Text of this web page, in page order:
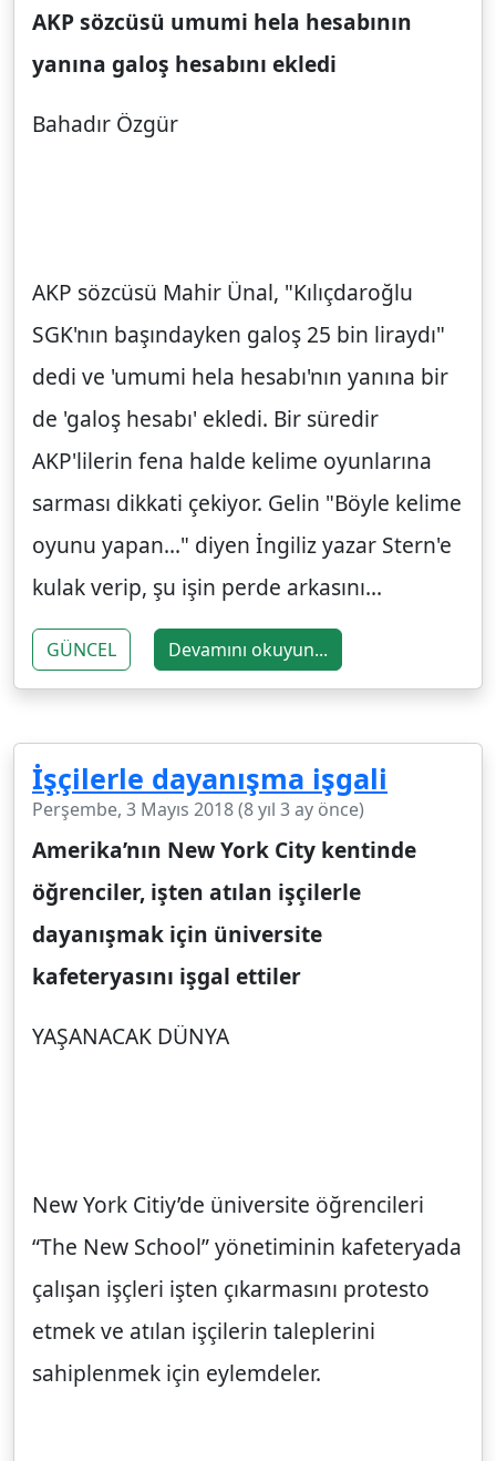
AKP sözcüsü umumi hela hesabının
yanına galoş hesabını ekledi
Bahadır Özgür
AKP sözcüsü Mahir Ünal, "Kılıçdaroğlu
SGK'nın başındayken galoş 25 bin liraydı"
dedi ve 'umumi hela hesabı'nın yanına bir
de 'galoş hesabı' ekledi. Bir süredir
AKP'lilerin fena halde kelime oyunlarına
sarması dikkati çekiyor. Gelin "Böyle kelime
oyunu yapan..." diyen İngiliz yazar Stern'e
kulak verip, şu işin perde arkasını...
GÜNCEL Devamını okuyun...
İşçilerle dayanışma işgali
Perşembe, 3 Mayıs 2018 (8 yıl 3 ay önce)
Amerika’nın New York City kentinde
öğrenciler, işten atılan işçilerle
dayanışmak için üniversite
kafeteryasını işgal ettiler
YAŞANACAK DÜNYA
New York Citiy’de üniversite öğrencileri
“The New School” yönetiminin kafeteryada
çalışan işçleri işten çıkarmasını protesto
etmek ve atılan işçilerin taleplerini
sahiplenmek için eylemdeler.